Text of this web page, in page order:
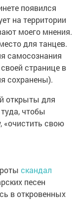
появился
на территории
моего мнения.
для танцев.
самосознания
странице в
сохранены).
открыты для
чтобы
свою
скандал
песен
в откровенных